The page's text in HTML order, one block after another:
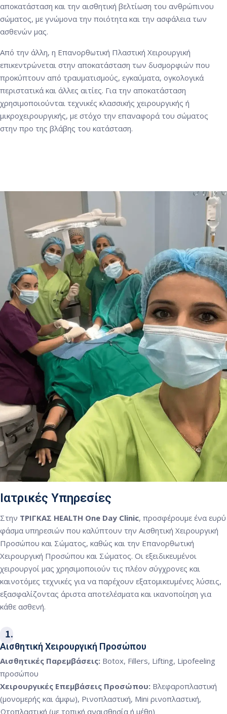
αποκατάσταση και την αισθητική βελτίωση του ανθρώπινου
σώματος, με γνώμονα την ποιότητα και την ασφάλεια των
ασθενών μας.
Από την άλλη, η Επανορθωτική Πλαστική Χειρουργική
επικεντρώνεται στην αποκατάσταση των δυσμορφιών που
προκύπτουν από τραυματισμούς, εγκαύματα, ογκολογικά
περιστατικά και άλλες αιτίες. Για την αποκατάσταση
χρησιμοποιούνται τεχνικές κλασσικής χειρουργικής ή
μικροχειρουργικής, με στόχο την επαναφορά του σώματος
στην προ της βλάβης του κατάσταση.
Ιατρικές Υπηρεσίες
Στην ΤΡΙΓΚΑΣ HEALTH One Day Clinic, προσφέρουμε ένα ευρύ
φάσμα υπηρεσιών που καλύπτουν την Αισθητική Χειρουργική
Προσώπου και Σώματος, καθώς και την Επανορθωτική
Χειρουργική Προσώπου και Σώματος. Οι εξειδικευμένοι
χειρουργοί μας χρησιμοποιούν τις πλέον σύγχρονες και
καινοτόμες τεχνικές για να παρέχουν εξατομικευμένες λύσεις,
εξασφαλίζοντας άριστα αποτελέσματα και ικανοποίηση για
κάθε ασθενή.
1
Αισθητική Χειρουργική Προσώπου
Αισθητικές Παρεμβάσεις: Botox, Fillers, Lifting, Lipofeeling
προσώπου
Χειρουργικές Επεμβάσεις Προσώπου: Βλεφαροπλαστική
(μονομερής και άμφω), Ρινοπλαστική, Mini ρινοπλαστική,
Ωτοπλαστική (με τοπική αναισθησία ή μέθη)